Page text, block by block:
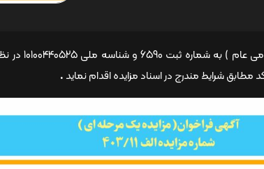
شرکت ایران
مطابق شرایط مندرج در اسناد مزایده اقدام نماید .